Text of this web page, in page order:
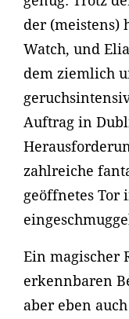
der
Watch, und
dem ziemlich
Auftrag in
zahlreiche
geöffnetes Tor
Ein magischer
erkennbaren
aber eben